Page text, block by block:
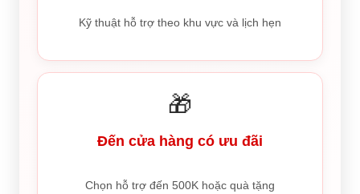
Kỹ thuật hỗ trợ theo khu vực và lịch hẹn
🎁
Đến cửa hàng có ưu đãi
Chọn hỗ trợ đến 500K hoặc quà tặng